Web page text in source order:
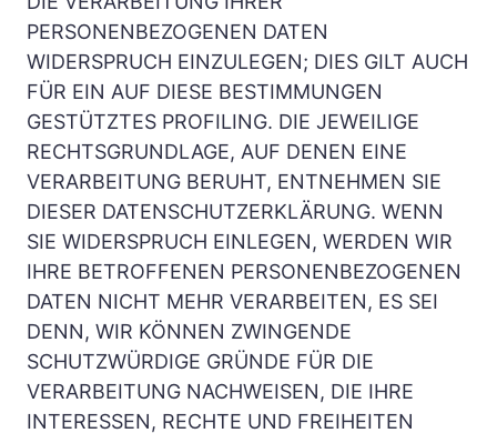
PERSONENBEZOGENEN DATEN
WIDERSPRUCH EINZULEGEN; DIES GILT AUCH
FÜR EIN AUF DIESE BESTIMMUNGEN
GESTÜTZTES PROFILING. DIE JEWEILIGE
RECHTSGRUNDLAGE, AUF DENEN EINE
VERARBEITUNG BERUHT, ENTNEHMEN SIE
DIESER DATENSCHUTZERKLÄRUNG. WENN
SIE WIDERSPRUCH EINLEGEN, WERDEN WIR
IHRE BETROFFENEN PERSONENBEZOGENEN
DATEN NICHT MEHR VERARBEITEN, ES SEI
DENN, WIR KÖNNEN ZWINGENDE
SCHUTZWÜRDIGE GRÜNDE FÜR DIE
VERARBEITUNG NACHWEISEN, DIE IHRE
INTERESSEN, RECHTE UND FREIHEITEN